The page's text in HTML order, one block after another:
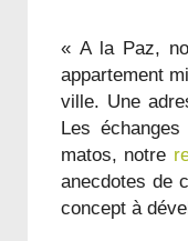
« A la Paz,
appartement
ville. Une
Les
matos, notre
anecdotes de
concept à